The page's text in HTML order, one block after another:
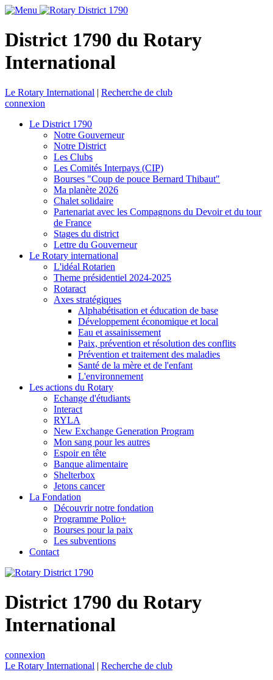
District 1790 du Rotary
International
Le Rotary International | Recherche de club
connexion
Le District 1790
Notre Gouverneur
Notre District
Les Clubs
Les Comités Interpays (CIP)
Bourses "Coup de pouce Bernard Thibaut"
Ma planète 2026
Chalet solidaire
Partenariat avec les Compagnons du Devoir et du tour
de France
Stages du district
Lettre du Gouverneur
Le Rotary international
L'idéal Rotarien
Theme présidentiel 2024-2025
Rotaract
Axes stratégiques
Alphabétisation et éducation de base
Développement économique et local
Eau et assainissement
Paix, prévention et résolution des conflits
Prévention et traitement des maladies
Santé de la mère et de l'enfant
L'environnement
Les actions du Rotary
Echange d'étudiants
Interact
RYLA
New Exchange Generation Program
Mon sang pour les autres
Espoir en tête
Banque alimentaire
Shelterbox
Jetons cancer
La Fondation
Découvrir notre fondation
Programme Polio+
Bourses pour la paix
Les subventions
Contact
District 1790 du Rotary
International
connexion
Le Rotary International | Recherche de club